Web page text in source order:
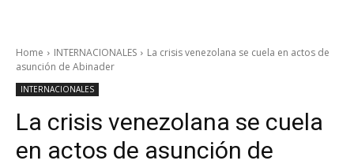
Home INTERNACIONALES
La crisis venezolana se cuela en actos de
asunción de Abinader
INTERNACIONALES
La crisis venezolana se cuela
en actos de asunción de